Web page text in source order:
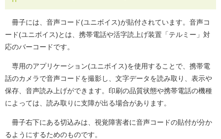
冊子には、音声コード(ユニボイス)が貼付されています。音声コ
ード(ユニボイス)とは、携帯電話や活字読上げ装置「テルミー」対
応のバーコードです。
専用のアプリケーション(ユニボイス)を使用することで、携帯電
話のカメラで音声コードを撮影し、文字データを読み取り、表示や
保存、音声読み上げができます。印刷の品質状態や携帯電話の機種
によっては、読み取りに支障が出る場合があります。
冊子右下にある切込みは、視覚障害者に音声コードの貼付が分か
るようにするためのものです。